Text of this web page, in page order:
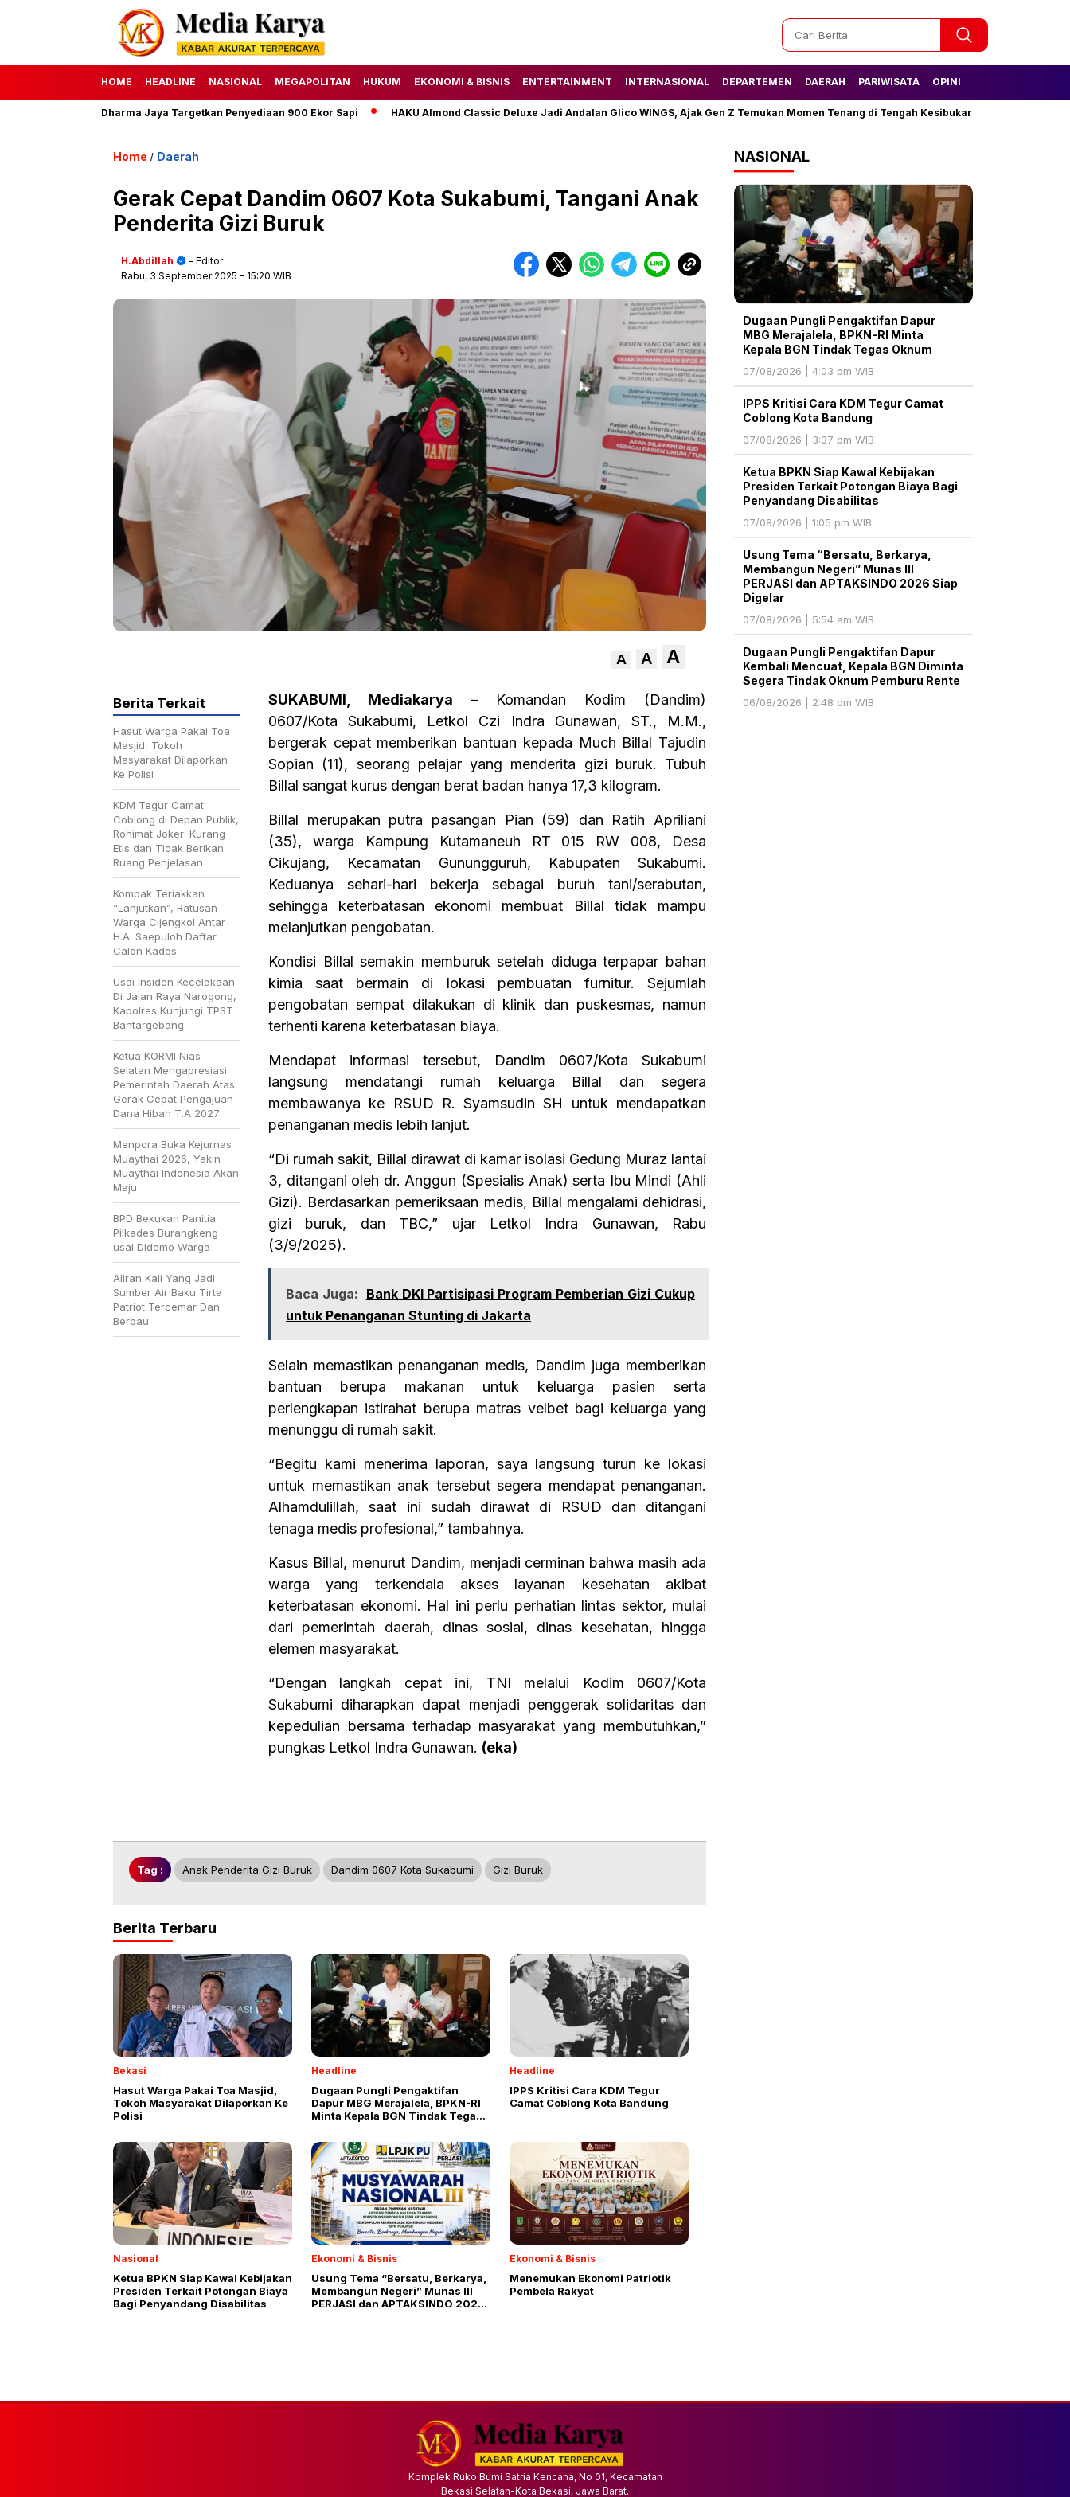
HOME HEADLINE NASIONAL MEGAPOLITAN HUKUM EKONOMI & BISNIS ENTERTAINMENT INTERNASIONAL DEPARTEMEN DAERAH PARIWISATA OPINI
Perumda Dharma Jaya Targetkan Penyediaan 900 Ekor Sapi HAKU Almond Classic Deluxe Jadi Andalan Glico WINGS, Ajak Gen Z Temukan Momen Tenang di Tengah Kesibukan Tak Lagi Kesulitan
Home / Daerah
Gerak Cepat Dandim 0607 Kota Sukabumi, Tangani Anak
Penderita Gizi Buruk
H.Abdillah
- Editor
Rabu, 3 September 2025 - 15:20 WIB
A A A
SUKABUMI, Mediakarya – Komandan Kodim (Dandim)
0607/Kota Sukabumi, Letkol Czi Indra Gunawan, ST., M.M.,
bergerak cepat memberikan bantuan kepada Much Billal Tajudin
Sopian (11), seorang pelajar yang menderita gizi buruk. Tubuh
Billal sangat kurus dengan berat badan hanya 17,3 kilogram.
Billal merupakan putra pasangan Pian (59) dan Ratih Apriliani
(35), warga Kampung Kutamaneuh RT 015 RW 008, Desa
Cikujang, Kecamatan Gunungguruh, Kabupaten Sukabumi.
Keduanya sehari-hari bekerja sebagai buruh tani/serabutan,
sehingga keterbatasan ekonomi membuat Billal tidak mampu
melanjutkan pengobatan.
Kondisi Billal semakin memburuk setelah diduga terpapar bahan
kimia saat bermain di lokasi pembuatan furnitur. Sejumlah
pengobatan sempat dilakukan di klinik dan puskesmas, namun
terhenti karena keterbatasan biaya.
Mendapat informasi tersebut, Dandim 0607/Kota Sukabumi
langsung mendatangi rumah keluarga Billal dan segera
membawanya ke RSUD R. Syamsudin SH untuk mendapatkan
penanganan medis lebih lanjut.
“Di rumah sakit, Billal dirawat di kamar isolasi Gedung Muraz lantai
3, ditangani oleh dr. Anggun (Spesialis Anak) serta Ibu Mindi (Ahli
Gizi). Berdasarkan pemeriksaan medis, Billal mengalami dehidrasi,
gizi buruk, dan TBC,” ujar Letkol Indra Gunawan, Rabu
(3/9/2025).
Baca Juga: Bank DKI Partisipasi Program Pemberian Gizi Cukup
untuk Penanganan Stunting di Jakarta
Selain memastikan penanganan medis, Dandim juga memberikan
bantuan berupa makanan untuk keluarga pasien serta
perlengkapan istirahat berupa matras velbet bagi keluarga yang
menunggu di rumah sakit.
“Begitu kami menerima laporan, saya langsung turun ke lokasi
untuk memastikan anak tersebut segera mendapat penanganan.
Alhamdulillah, saat ini sudah dirawat di RSUD dan ditangani
tenaga medis profesional,” tambahnya.
Kasus Billal, menurut Dandim, menjadi cerminan bahwa masih ada
warga yang terkendala akses layanan kesehatan akibat
keterbatasan ekonomi. Hal ini perlu perhatian lintas sektor, mulai
dari pemerintah daerah, dinas sosial, dinas kesehatan, hingga
elemen masyarakat.
“Dengan langkah cepat ini, TNI melalui Kodim 0607/Kota
Sukabumi diharapkan dapat menjadi penggerak solidaritas dan
kepedulian bersama terhadap masyarakat yang membutuhkan,”
pungkas Letkol Indra Gunawan. (eka)
Berita Terkait
Hasut Warga Pakai Toa
Masjid, Tokoh
Masyarakat Dilaporkan
Ke Polisi
KDM Tegur Camat
Coblong di Depan Publik,
Rohimat Joker: Kurang
Etis dan Tidak Berikan
Ruang Penjelasan
Kompak Teriakkan
“Lanjutkan”, Ratusan
Warga Cijengkol Antar
H.A. Saepuloh Daftar
Calon Kades
Usai Insiden Kecelakaan
Di Jalan Raya Narogong,
Kapolres Kunjungi TPST
Bantargebang
Ketua KORMI Nias
Selatan Mengapresiasi
Pemerintah Daerah Atas
Gerak Cepat Pengajuan
Dana Hibah T.A 2027
Menpora Buka Kejurnas
Muaythai 2026, Yakin
Muaythai Indonesia Akan
Maju
BPD Bekukan Panitia
Pilkades Burangkeng
usai Didemo Warga
Aliran Kali Yang Jadi
Sumber Air Baku Tirta
Patriot Tercemar Dan
Berbau
Tag : Anak Penderita Gizi Buruk Dandim 0607 Kota Sukabumi Gizi Buruk
Berita Terbaru
Bekasi
Hasut Warga Pakai Toa Masjid,
Tokoh Masyarakat Dilaporkan Ke
Polisi
Headline
Dugaan Pungli Pengaktifan
Dapur MBG Merajalela, BPKN-RI
Minta Kepala BGN Tindak Tegas
Headline
IPPS Kritisi Cara KDM Tegur
Camat Coblong Kota Bandung
Nasional
Ketua BPKN Siap Kawal Kebijakan
Presiden Terkait Potongan Biaya
Bagi Penyandang Disabilitas
Ekonomi & Bisnis
Usung Tema “Bersatu, Berkarya,
Membangun Negeri” Munas III
PERJASI dan APTAKSINDO 2026
Ekonomi & Bisnis
Menemukan Ekonomi Patriotik
Pembela Rakyat
NASIONAL
Dugaan Pungli Pengaktifan Dapur
MBG Merajalela, BPKN-RI Minta
Kepala BGN Tindak Tegas Oknum
07/08/2026 | 4:03 pm WIB
IPPS Kritisi Cara KDM Tegur Camat
Coblong Kota Bandung
07/08/2026 | 3:37 pm WIB
Ketua BPKN Siap Kawal Kebijakan
Presiden Terkait Potongan Biaya Bagi
Penyandang Disabilitas
07/08/2026 | 1:05 pm WIB
Usung Tema “Bersatu, Berkarya,
Membangun Negeri” Munas III
PERJASI dan APTAKSINDO 2026 Siap
Digelar
07/08/2026 | 5:54 am WIB
Dugaan Pungli Pengaktifan Dapur
Kembali Mencuat, Kepala BGN Diminta
Segera Tindak Oknum Pemburu Rente
06/08/2026 | 2:48 pm WIB
Komplek Ruko Bumi Satria Kencana, No 01, Kecamatan
Bekasi Selatan-Kota Bekasi, Jawa Barat.